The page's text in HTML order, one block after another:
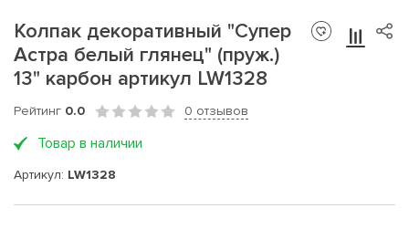
Колпак декоративный "Супер
Астра белый глянец" (пруж.)
13" карбон артикул LW1328
Рейтинг 0.0 0 отзывов
Товар в наличии
Артикул: LW1328